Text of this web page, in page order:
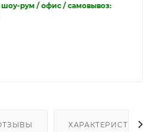
шоу-рум / офис / самовывоз:
ХАРАКТЕРИСТИКИ